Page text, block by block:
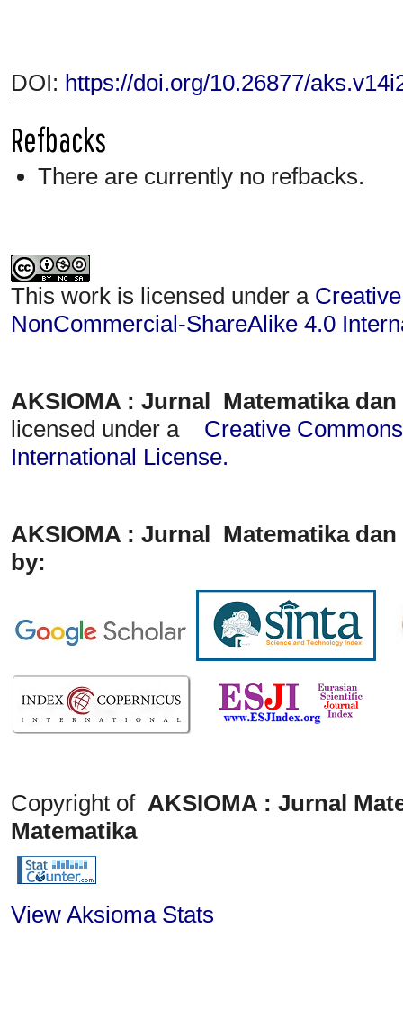
DOI: https://doi.org/10.26877/
Refbacks
There are currently no refbacks.
This work is licensed under a
NonCommercial-ShareAlike 4.0
AKSIOMA : Jurnal Matematika
licensed under a
Creative
International License.
AKSIOMA : Jurnal Matematika
by:
Copyright ofAKSIOMA : Jurnal
Matematika
View Aksioma Stats